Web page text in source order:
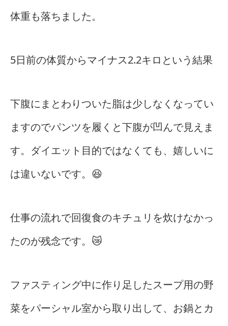
体重も落ちました。
5日前の体質からマイナス2.2キロという結果
下腹にまとわりついた脂は少しなくなってい
ますのでパンツを履くと下腹が凹んで見えま
す。ダイエット目的ではなくても、嬉しいに
は違いないです。😆
仕事の流れで回復食のキチュリを炊けなかっ
たのが残念です。😿
ファスティング中に作り足したスープ用の野
菜をパーシャル室から取り出して、お鍋とカ